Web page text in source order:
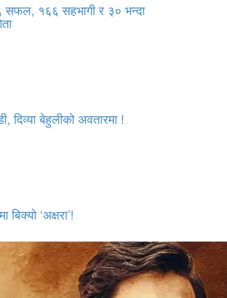
सफल, १६६ सहभागी र ३० भन्दा
दिव्या बेहुलीको अवतारमा !
बिक्यो ‘अक्षरा’!